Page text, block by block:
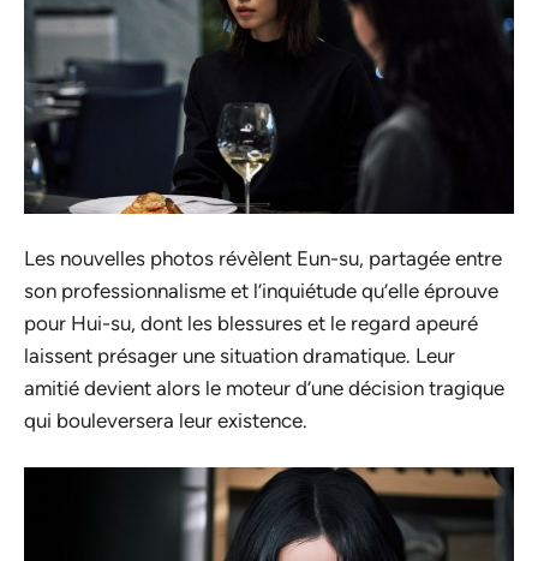
Les nouvelles photos révèlent Eun-su, partagée entre
son professionnalisme et l’inquiétude qu’elle éprouve
pour Hui-su, dont les blessures et le regard apeuré
laissent présager une situation dramatique. Leur
amitié devient alors le moteur d’une décision tragique
qui bouleversera leur existence.